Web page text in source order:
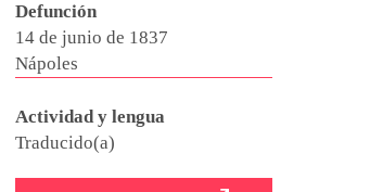
Defunción
14 de junio de 1837
Nápoles
Actividad y lengua
Traducido(a)